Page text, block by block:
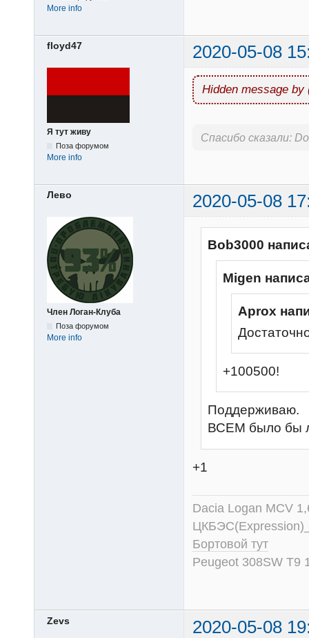
More info
floyd47 2020-05-08
Я тут живу
Поза форумом
More info
Hidden message by
Спасибо сказали:
Лево 2020-05-08
Член Логан-Клуба
Поза форумом
More info
Bob3000
Migen
Aprox
+100500!
Поддерживаю.
ВСЕМ было бы
+1
Dacia Logan MCV
Бортовой тут
Peugeot 308SW T9
Zevs 2020-05-08